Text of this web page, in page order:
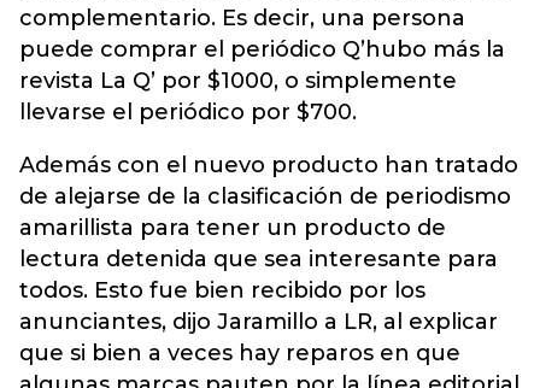
complementario. Es decir, una persona
puede comprar el periódico Q’hubo más la
revista La Q’ por $1000, o simplemente
llevarse el periódico por $700.
Además con el nuevo producto han tratado
de alejarse de la clasificación de periodismo
amarillista para tener un producto de
lectura detenida que sea interesante para
todos. Esto fue bien recibido por los
anunciantes, dijo Jaramillo a LR, al explicar
que si bien a veces hay reparos en que